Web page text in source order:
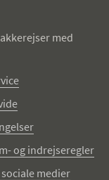
med
og indrejseregler
medier